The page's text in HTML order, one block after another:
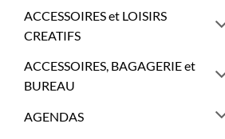
ACCESSOIRES et LOISIRS
CREATIFS
ACCESSOIRES, BAGAGERIE et
BUREAU
AGENDAS